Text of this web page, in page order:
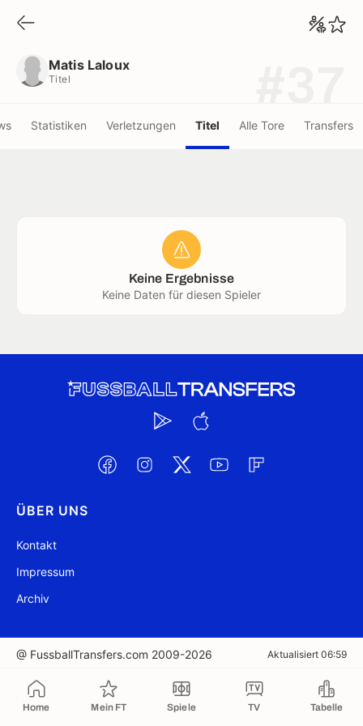
Home Mein FT Spiele TV Tabelle
Matis Laloux
Titel
Statistiken Verletzungen Titel Alle Tore Transfers
Keine Ergebnisse
Keine Daten für diesen Spieler
ÜBER UNS
Kontakt
Impressum
Archiv
@ FussballTransfers.com 2009-2026 Aktualisiert 06:59
In die Zwischenablage kopiert